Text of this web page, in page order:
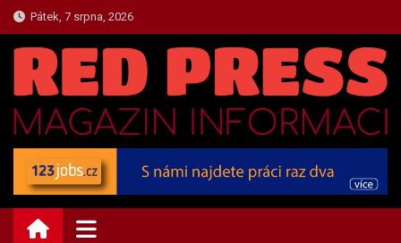
Skip
to
content
Pátek, 7 srpna, 2026
ZPRAVY.REDPRESS.CZ
Zprávy a Novinky